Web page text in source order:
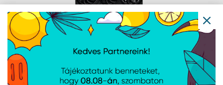
PALIT NVIDIA RTX5070 Infinity 3 OC
12GB GDDR7 - NE75070S19K9-GB2050S
Cikkszám:
NE75070S19K9GB2050S
Gyártói cikkszám:NE75070S19K9-GB2050S